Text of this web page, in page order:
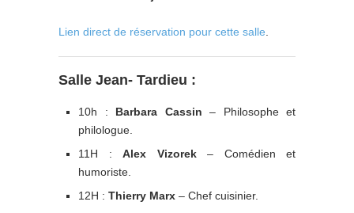
Lien direct de réservation pour cette salle
Salle Jean- Tardieu :
10h : Barbara Cassin – Philosophe et
philologue.
11H : Alex Vizorek– Comédien et
humoriste.
12H : Thierry Marx – Chef cuisinier.